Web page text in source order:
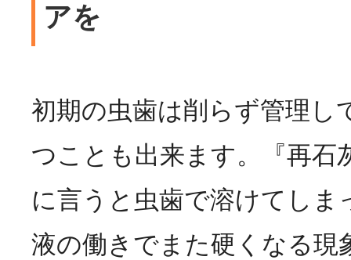
アを
初期の虫歯は削らず管理し
つことも出来ます。『再石
に言うと虫歯で溶けてしま
液の働きでまた硬くなる現